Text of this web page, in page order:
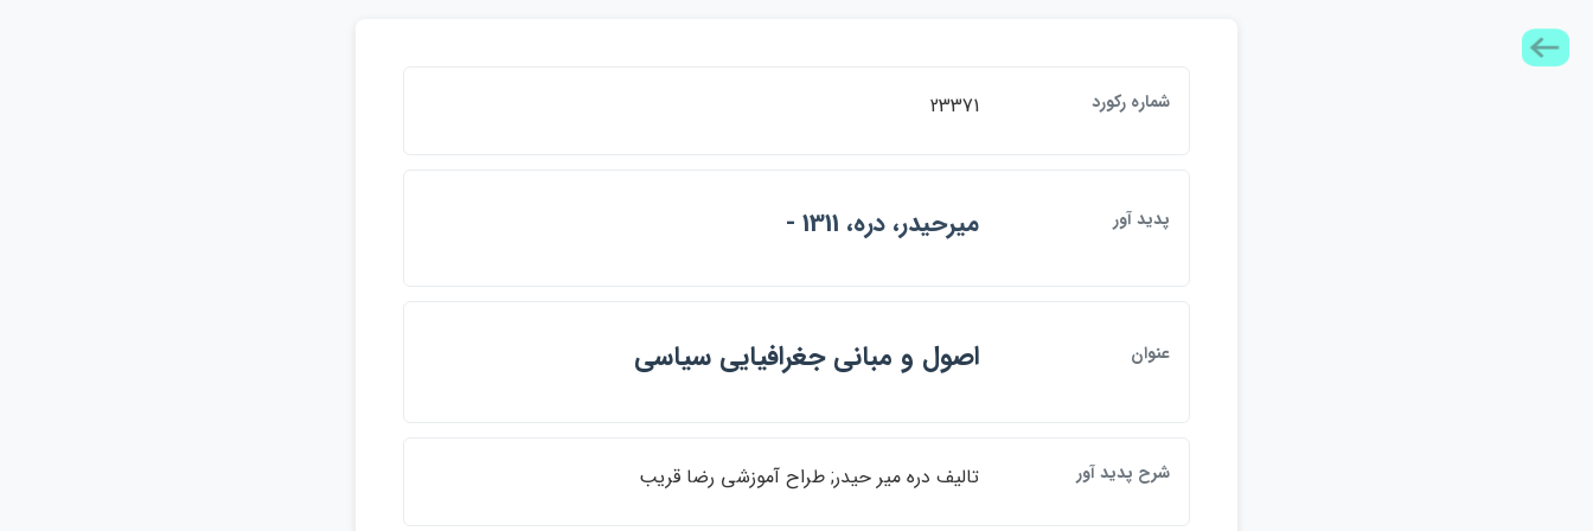
شماره ركورد 23371
پديد آور ميرحيدر، دره، 1311 -
عنوان اصول و مباني جغرافيايي سياسي
شرح پديد آور تاليف دره مير حيدر; طراح آموزشي رضا قريب